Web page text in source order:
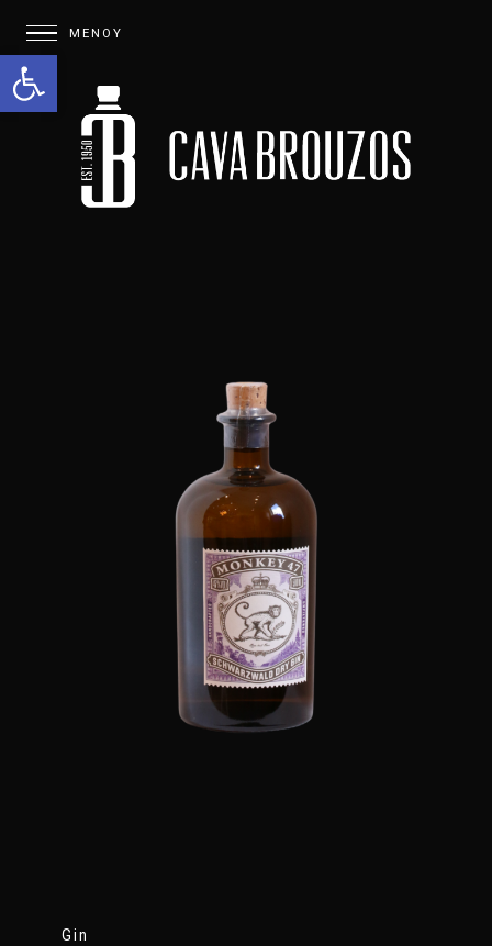
Open toolbar
Gin